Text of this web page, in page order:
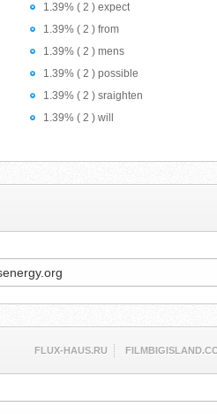
1.39% ( 2 ) expect
1.39% ( 2 ) from
1.39% ( 2 ) mens
1.39% ( 2 ) possible
1.39% ( 2 ) sraighten
1.39% ( 2 ) will
FLUX-HAUS.RU